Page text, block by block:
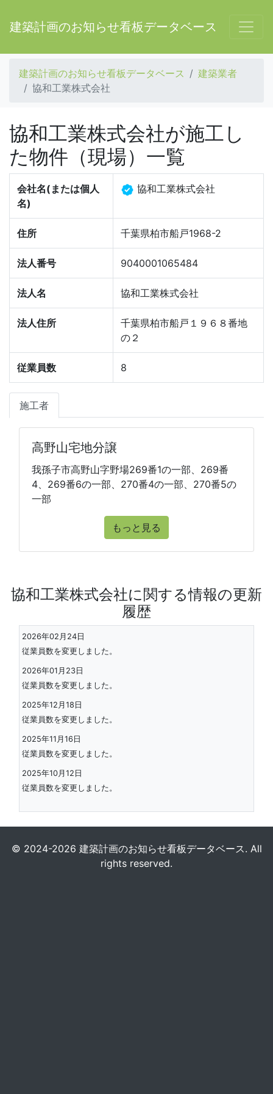
建築計画のお知らせ看板データベース
建築計画のお知らせ看板データベース
建築業者
協和工業株式会社
協和工業株式会社が施工し
た物件（現場）一覧
会社名(または個人
名)
協和工業株式会社
住所 千葉県柏市船戸1968-2
法人番号 9040001065484
法人名 協和工業株式会社
法人住所
千葉県柏市船戸１９６８番地
の２
従業員数 8
施工者
高野山宅地分譲
我孫子市高野山字野場269番1の一部、269番
4、269番6の一部、270番4の一部、270番5の
一部
もっと見る
協和工業株式会社に関する情報の更新
履歴
2026年02月24日
従業員数を変更しました。
2026年01月23日
従業員数を変更しました。
2025年12月18日
従業員数を変更しました。
2025年11月16日
従業員数を変更しました。
2025年10月12日
従業員数を変更しました。
© 2024-2026 建築計画のお知らせ看板データベース. All
rights reserved.